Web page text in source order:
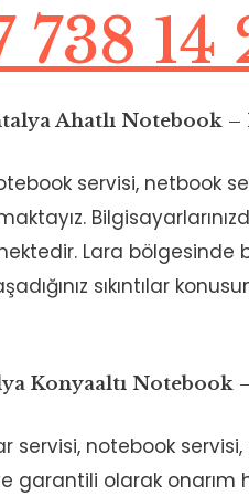
738 14
Ahatlı Notebook
servisi, netbook
Lara bölgesinde
sıkıntılar
Konyaaltı Notebook
servisi, notebook
garantili olarak onarım